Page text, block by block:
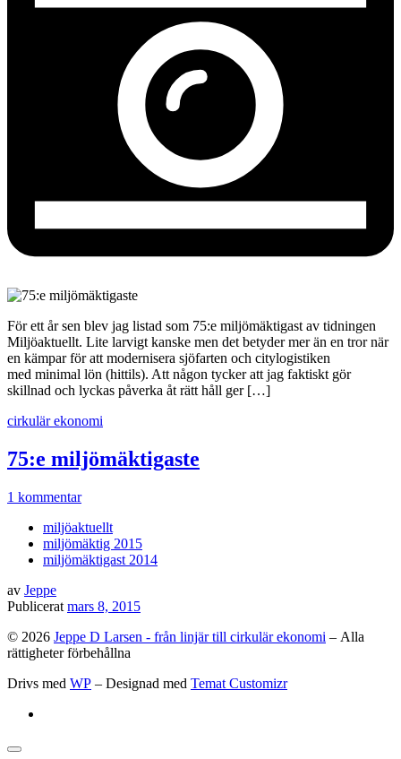
För ett år sen blev jag listad som 75:e miljömäktigast av tidningen
Miljöaktuellt. Lite larvigt kanske men det betyder mer än en tror när
en kämpar för att modernisera sjöfarten och citylogistiken
med minimal lön (hittils). Att någon tycker att jag faktiskt gör
skillnad och lyckas påverka åt rätt håll ger […]
cirkulär ekonomi
75:e miljömäktigaste
1 kommentar
miljöaktuellt
miljömäktig 2015
miljömäktigast 2014
av Jeppe
Publicerat mars 8, 2015
© 2026 Jeppe D Larsen - från linjär till cirkulär ekonomi – Alla
rättigheter förbehållna
Drivs med WP – Designad med Temat Customizr